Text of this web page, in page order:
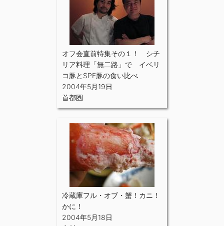
オフ会直前特集その１！ シチ
リア料理「無二路」で イベリ
コ豚とSPF豚の食い比べ
2004年5月19日
首都圏
冷蔵庫フル・オブ・蟹！カニ！
かに！
2004年5月18日